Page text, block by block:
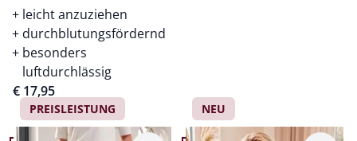
leicht anzuziehen
durchblutungsfördernd
besonders
luftdurchlässig
€ 17,95
Artikel 3 von 24.
PREISLEISTUNG
Artikel 4 von 24.
NEU